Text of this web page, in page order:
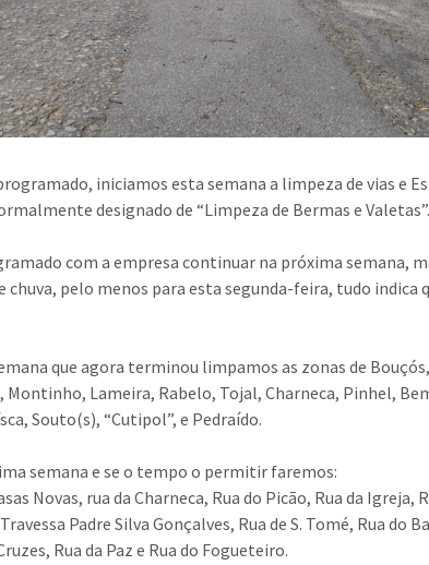
iniciamos esta semana a limpeza de vias e
designado de “Limpeza de Bermas e Valetas”.
com a empresa continuar na próxima semana,
chuva, pelo menos para esta segunda-feira, tudo indica
que agora terminou limpamos as zonas de
Montinho, Lameira, Rabelo, Tojal, Charneca, Pinhel,
Souto(s), “Cutipol”, e Pedraído.
semana e se o tempo o permitir faremos:
Novas, rua da Charneca, Rua do Picão, Rua da Igreja,
Padre Silva Gonçalves, Rua de S. Tomé, Rua do
Rua da Paz e Rua do Fogueteiro.